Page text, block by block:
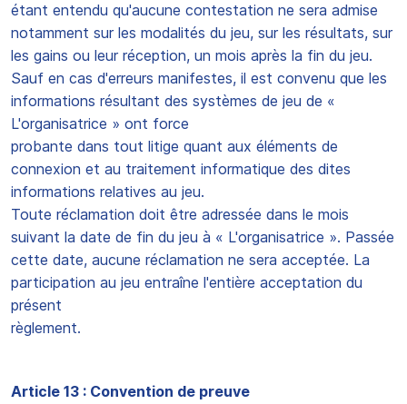
étant entendu qu'aucune contestation ne sera admise
notamment sur les modalités du jeu, sur les résultats, sur
les gains ou leur réception, un mois après la fin du jeu.
Sauf en cas d'erreurs manifestes, il est convenu que les
informations résultant des systèmes de jeu de «
L'organisatrice » ont force
probante dans tout litige quant aux éléments de
connexion et au traitement informatique des dites
informations relatives au jeu.
Toute réclamation doit être adressée dans le mois
suivant la date de fin du jeu à « L'organisatrice ». Passée
cette date, aucune réclamation ne sera acceptée. La
participation au jeu entraîne l'entière acceptation du
présent
règlement.
Article 13 : Convention de preuve